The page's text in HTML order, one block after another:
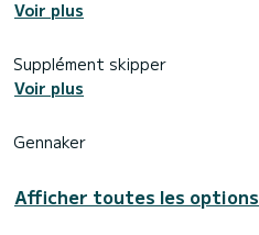
Voir plus
Supplément skipper
Voir plus
Gennaker
Afficher toutes les options